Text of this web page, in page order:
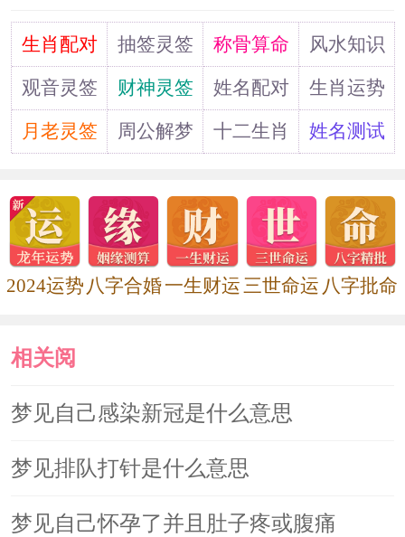
道生肖配对 抽签灵签 称骨算命
风水知识
观音灵签
财神灵签 姓名配对
生肖运势
月老灵签
周公解梦 十二生肖 姓名测试
2024运势 八字合婚一生财运三世命运 八字批命
相关阅
读
梦见自己感染新冠是什么意思
梦见排队打针是什么意思
梦见自己怀孕了并且肚子疼或腹痛